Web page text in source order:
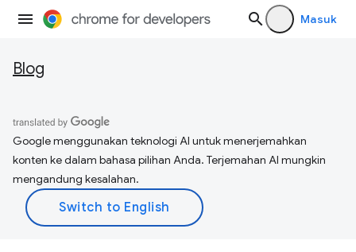
Masuk
Blog
Google menggunakan teknologi AI untuk menerjemahkan
konten ke dalam bahasa pilihan Anda. Terjemahan AI mungkin
mengandung kesalahan.